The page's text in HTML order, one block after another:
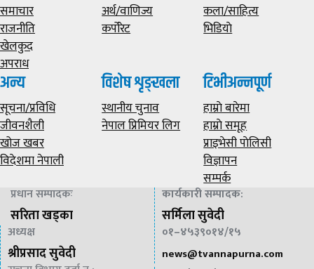
समाचार
राजनीति
खेलकुद
अपराध
अर्थ/वाणिज्य
कर्पोरेट
कला/साहित्य
भिडियाे
अन्य
सूचना/प्रविधि
जीवनशैली
खोज खबर
विदेशमा नेपाली
विशेष शृङ्खला
स्थानीय चुनाव
नेपाल प्रिमियर लिग
टिभीअन्नपूर्ण
हाम्राे बारेमा
हाम्राे समूह
प्राइभेसी पाेलिसी
विज्ञापन
सम्पर्क
प्रधान सम्पादकः
सरिता खड्का
कार्यकारी सम्पादक:
सर्मिला सुवेदी
अध्यक्ष
श्रीप्रसाद सुवेदी
०१–४५३९०१४/१५
news@tvannapurna.com